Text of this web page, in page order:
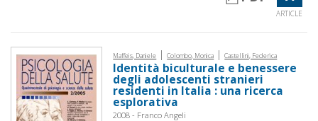
ARTICLE
Maffeis, Daniele | Colombo, Monica | Castellini, Federica
Identità biculturale e benessere
degli adolescenti stranieri
residenti in Italia : una ricerca
esplorativa
2008 - Franco Angeli